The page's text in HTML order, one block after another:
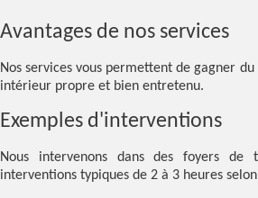
Avantages de nos services
Nos services vous permettent de gagner
intérieur propre et bien entretenu.
Exemples d'interventions
Nous intervenons dans des foyers de
interventions typiques de 2 à 3 heures